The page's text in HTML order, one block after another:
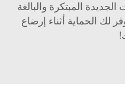
المبتكرة والبالغة
لك الحماية أثناء إرضاع